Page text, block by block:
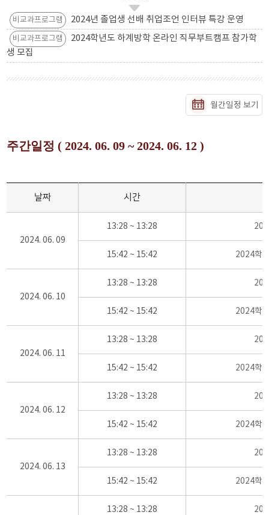
비교과프로그램 2024년 졸업생 선배 취업조언 인터뷰 특강 운영
비교과프로그램
2024학년도 하계방학 온라인 직무부트캠프 참가학
생 모집
월간일정 보기
주간일정 ( 2024. 06. 09 ~ 2024. 06. 12 )
날짜 시간
2024. 06. 09
13:28 ~ 13:28
15:42 ~ 15:42 2024학
2024. 06. 10
13:28 ~ 13:28
15:42 ~ 15:42 2024학
2024. 06. 11
13:28 ~ 13:28
15:42 ~ 15:42 2024학
2024. 06. 12
13:28 ~ 13:28
15:42 ~ 15:42 2024학
2024. 06. 13
13:28 ~ 13:28
15:42 ~ 15:42 2024학
13:28 ~ 13:28